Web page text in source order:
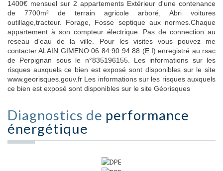
1400€ mensuel sur 2 appartements Extérieur d'une contenance
de 7700m² de terrain agricole arboré, Abri voitures
outillage,tracteur. Forage, Fosse septique aux normes.Chaque
appartement à son compteur électrique. Pas de connection au
reseau d'eau de la ville. Pour les visites vous pouvez me
contacter ALAIN GIMENO 06 84 90 94 88 (E.I) enregistré au rsac
de Perpignan sous le n°835196155. Les informations sur les
risques auxquels ce bien est exposé sont disponibles sur le site
www.georisques.gouv.fr Les informations sur les risques auxquels
ce bien est exposé sont disponibles sur le site Géorisques
Diagnostics de performance
énergétique